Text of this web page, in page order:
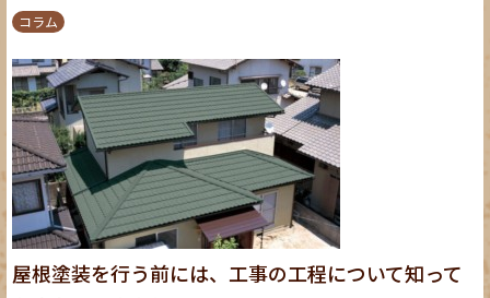
コラム
屋根塗装を行う前には、工事の工程について知って